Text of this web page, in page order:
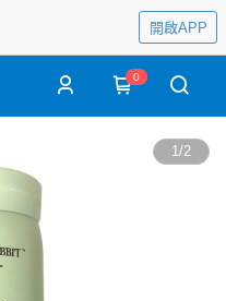
開啟APP
0
1/2